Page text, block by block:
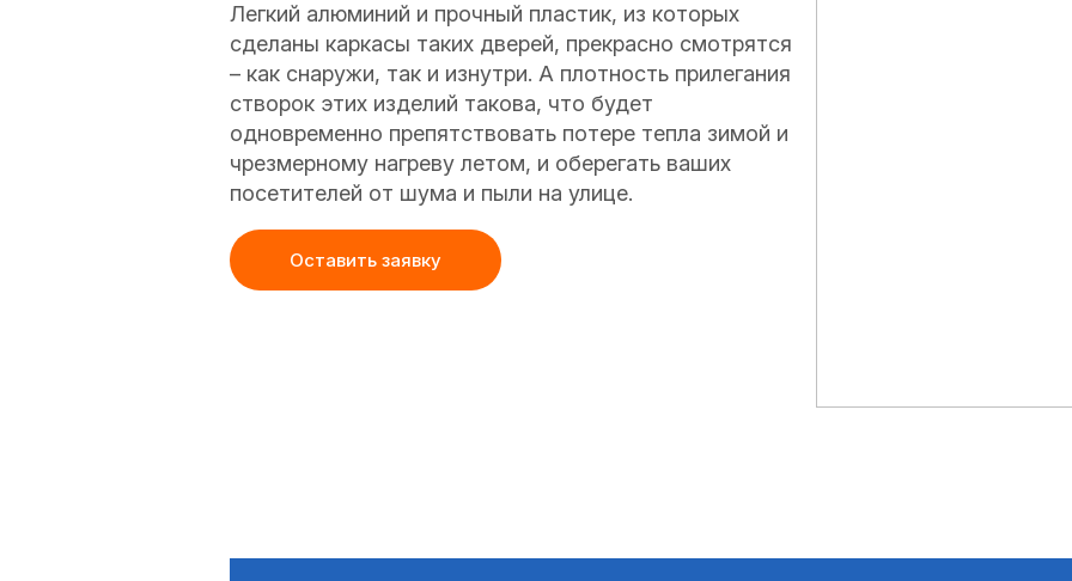
Легкий алюминий и прочный пластик, из которых
сделаны каркасы таких дверей, прекрасно смотрятся
– как снаружи, так и изнутри. А плотность прилегания
створок этих изделий такова, что будет
одновременно препятствовать потере тепла зимой и
чрезмерному нагреву летом, и оберегать ваших
посетителей от шума и пыли на улице.
Оставить заявку